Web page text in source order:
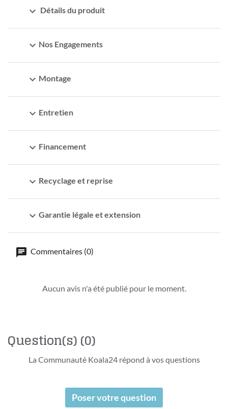
expand_more Détails du produit
expand_more Nos Engagements
expand_more Montage
expand_more Entretien
expand_more Financement
expand_more Recyclage et reprise
expand_more Garantie légale et extension
Commentaires (0)
Aucun avis n'a été publié pour le moment.
Question(s)(0)
La Communauté Koala24 répond à vos questions
Poser votre question